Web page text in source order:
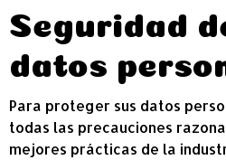
Seguridad
datos
Para proteger sus datos
todas las precauciones
mejores prácticas de la